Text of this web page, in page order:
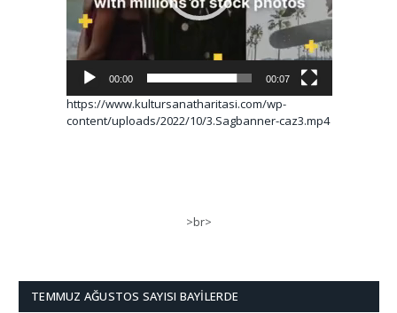
00:00 00:07
https://www.kultursanatharitasi.com/wp-
content/uploads/2022/10/3.Sagbanner-caz3.mp4
>br>
TEMMUZ AĞUSTOS SAYISI BAYILERDE